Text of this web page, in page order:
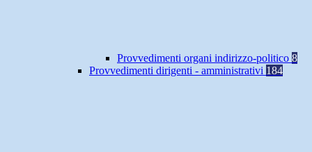
Provvedimenti organi indirizzo-politico 8
Provvedimenti dirigenti - amministrativi 184